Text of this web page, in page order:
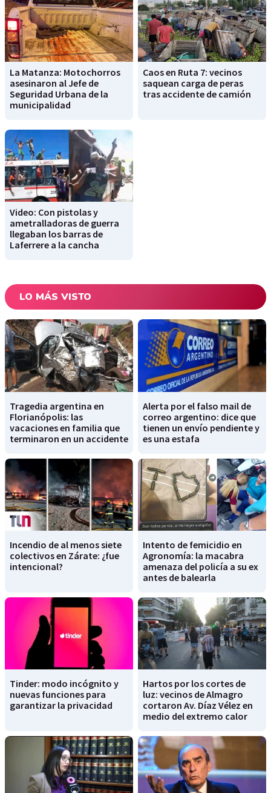
La Matanza: Motochorros
asesinaron al Jefe de
Seguridad Urbana de la
municipalidad
Caos en Ruta 7: vecinos
saquean carga de peras
tras accidente de camión
Video: Con pistolas y
ametralladoras de guerra
llegaban los barras de
Laferrere a la cancha
LO MÁS VISTO
Tragedia argentina en
Florianópolis: las
vacaciones en familia que
terminaron en un accidente
Alerta por el falso mail de
correo argentino: dice que
tienen un envío pendiente y
es una estafa
Incendio de al menos siete
colectivos en Zárate: ¿fue
intencional?
Intento de femicidio en
Agronomía: la macabra
amenaza del policía a su ex
antes de balearla
Tinder: modo incógnito y
nuevas funciones para
garantizar la privacidad
Hartos por los cortes de
luz: vecinos de Almagro
cortaron Av. Díaz Vélez en
medio del extremo calor